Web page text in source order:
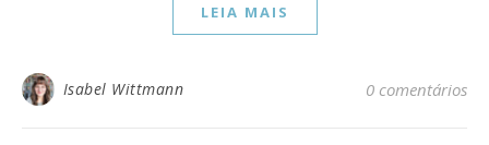
LEIA MAIS
Isabel Wittmann 0 comentários